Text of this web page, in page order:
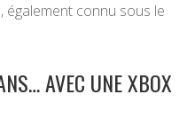
également connu sous le
AVEC UNE XBOX